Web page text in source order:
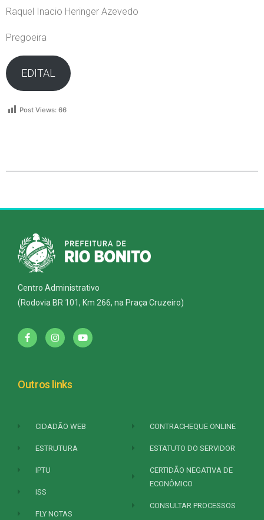
Raquel Inacio Heringer Azevedo
Pregoeira
EDITAL
Post Views: 66
Centro Administrativo
(Rodovia BR 101, Km 266, na Praça Cruzeiro)
Outros links
CIDADÃO WEB
ESTRUTURA
IPTU
ISS
FLY NOTAS
CONTRACHEQUE ONLINE
ESTATUTO DO SERVIDOR
CERTIDÃO NEGATIVA DE
ECONÔMICO
CONSULTAR PROCESSOS